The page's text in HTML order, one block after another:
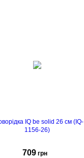
IQ be solid 26 см (IQ-
1156-26)
709 грн